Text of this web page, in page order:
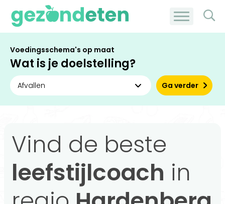
Voedingsschema's op maat
Wat is je doelstelling?
Ga verder
Vind de beste
leefstijlcoach in